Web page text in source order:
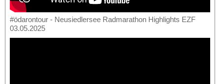
#ödarontour - Neusiedlersee Radmarathon Highlights EZF
03.05.2025